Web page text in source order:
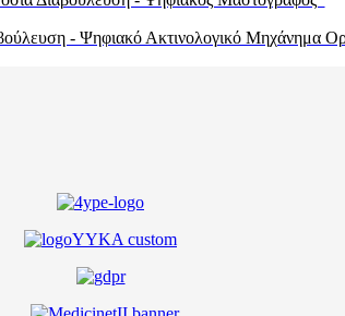
- Ψηφιακό Ακτινολογικό Μηχάνημα